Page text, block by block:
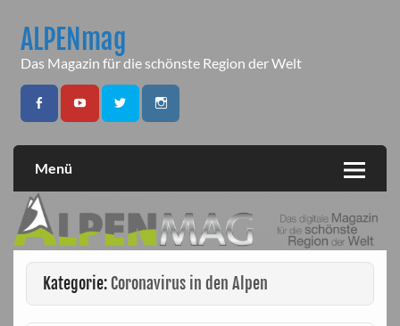
contentALPENmag
Das Magazin für die schönste Region der Welt
Menü
Kategorie: Coronavirus in den Alpen